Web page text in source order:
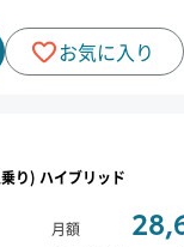
お気に入り
り) ハイブリッド
月額